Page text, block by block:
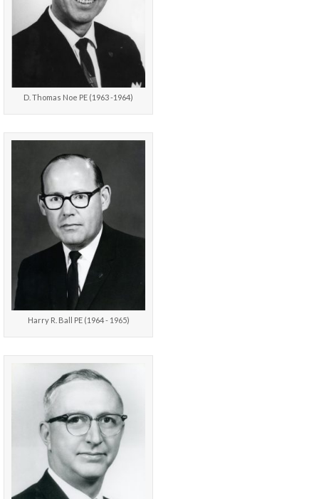
D. Thomas Noe PE (1963 -1964)
Harry R. Ball PE (1964 - 1965)